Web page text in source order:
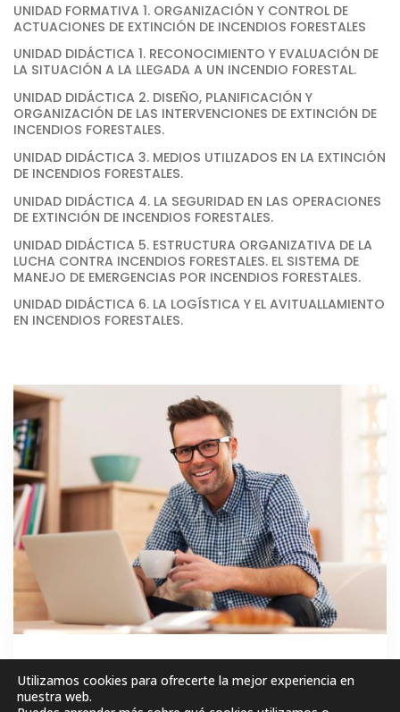
UNIDAD FORMATIVA 1. ORGANIZACIÓN Y CONTROL DE
ACTUACIONES DE EXTINCIÓN DE INCENDIOS FORESTALES
UNIDAD DIDÁCTICA 1. RECONOCIMIENTO Y EVALUACIÓN DE
LA SITUACIÓN A LA LLEGADA A UN INCENDIO FORESTAL.
UNIDAD DIDÁCTICA 2. DISEÑO, PLANIFICACIÓN Y
ORGANIZACIÓN DE LAS INTERVENCIONES DE EXTINCIÓN DE
INCENDIOS FORESTALES.
UNIDAD DIDÁCTICA 3. MEDIOS UTILIZADOS EN LA EXTINCIÓN
DE INCENDIOS FORESTALES.
UNIDAD DIDÁCTICA 4. LA SEGURIDAD EN LAS OPERACIONES
DE EXTINCIÓN DE INCENDIOS FORESTALES.
UNIDAD DIDÁCTICA 5. ESTRUCTURA ORGANIZATIVA DE LA
LUCHA CONTRA INCENDIOS FORESTALES. EL SISTEMA DE
MANEJO DE EMERGENCIAS POR INCENDIOS FORESTALES.
UNIDAD DIDÁCTICA 6. LA LOGÍSTICA Y EL AVITUALLAMIENTO
EN INCENDIOS FORESTALES.
GRATIS
Utilizamos cookies para ofrecerte la mejor experiencia en
nuestra web.